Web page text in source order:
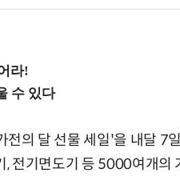
의 달 선물 세일'을 내달 7
, 전기면도기 등 5000여개의